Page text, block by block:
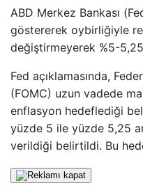
ABD Merkez Bankası
göstererek oybirliğiyle
değiştirmeyerek %5-
Fed açıklamasında,
(FOMC) uzun vadede
enflasyon hedeflediği
yüzde 5 ile yüzde 5,25
verildiği belirtildi. Bu